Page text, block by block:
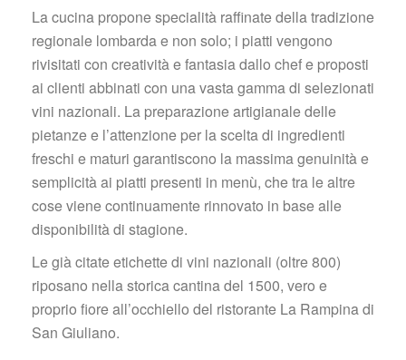
La cucina propone specialità raffinate della tradizione
regionale lombarda e non solo; i piatti vengono
rivisitati con creatività e fantasia dallo chef e proposti
ai clienti abbinati con una vasta gamma di selezionati
vini nazionali. La preparazione artigianale delle
pietanze e l’attenzione per la scelta di ingredienti
freschi e maturi garantiscono la massima genuinità e
emplicità ai piatti presenti in menù, che tra le altre
cose viene continuamente rinnovato in base alle
disponibilità di stagione.
Le già citate etichette di vini nazionali (oltre 800)
riposano nella storica cantina del 1500, vero e
proprio fiore all’occhiello del ristorante La Rampina di
San Giuliano.